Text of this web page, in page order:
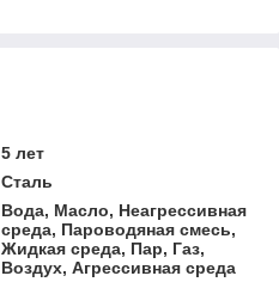
5 лет
Сталь
Вода, Масло, Неагрессивная
среда, Пароводяная смесь,
Жидкая среда, Пар, Газ,
Воздух, Агрессивная среда